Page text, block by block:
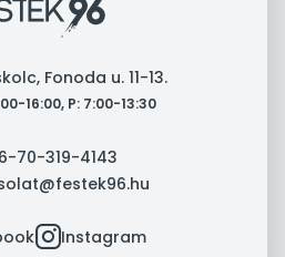
Fonoda u. 11-13.
16:00, P: 7:00-13:30
70-319-4143
instagramInstagram